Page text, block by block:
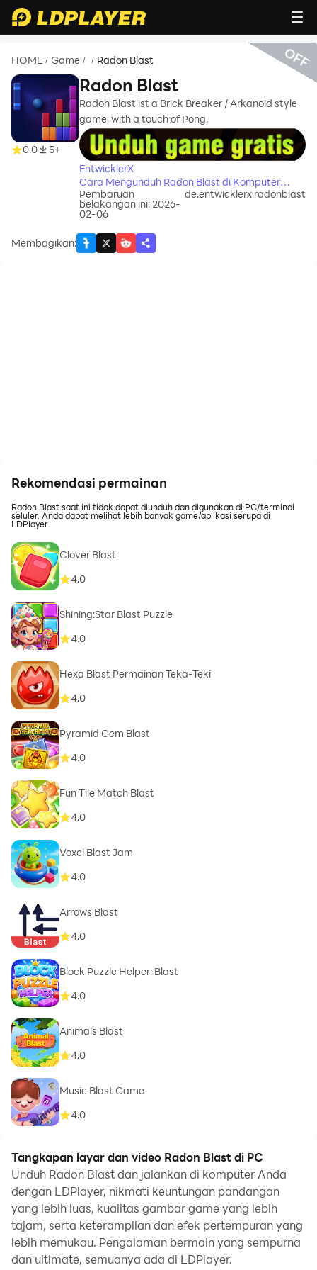
HOME / Game / / Radon Blast
0.0 5+
Radon Blast
Radon Blast ist a Brick Breaker / Arkanoid style
game, with a touch of Pong.
recommend
EntwicklerX
Cara Mengunduh Radon Blast di Komputer
Anda
Pembaruan
belakangan ini: 2026-
02-06
de.entwicklerx.radonblast
Membagikan:
OFF
Rekomendasi permainan
Radon Blast saat ini tidak dapat diunduh dan digunakan di PC/terminal
seluler. Anda dapat melihat lebih banyak game/aplikasi serupa di
LDPlayer
Clover Blast
4.0
Shining:Star Blast Puzzle
4.0
Hexa Blast Permainan Teka-Teki
4.0
Pyramid Gem Blast
4.0
Fun Tile Match Blast
4.0
Voxel Blast Jam
4.0
Arrows Blast
4.0
Block Puzzle Helper: Blast
4.0
Animals Blast
4.0
Music Blast Game
4.0
Tangkapan layar dan video Radon Blast di PC
Unduh Radon Blast dan jalankan di komputer Anda
dengan LDPlayer, nikmati keuntungan pandangan
yang lebih luas, kualitas gambar game yang lebih
tajam, serta keterampilan dan efek pertempuran yang
lebih memukau. Pengalaman bermain yang sempurna
dan ultimate, semuanya ada di LDPlayer.